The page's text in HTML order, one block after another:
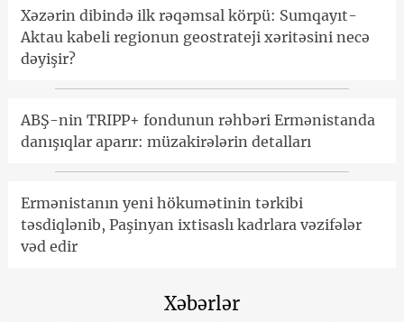
Xəzərin dibində ilk rəqəmsal körpü: Sumqayıt-
Aktau kabeli regionun geostrateji xəritəsini necə
dəyişir?
ABŞ-nin TRIPP+ fondunun rəhbəri Ermənistanda
danışıqlar aparır: müzakirələrin detalları
Ermənistanın yeni hökumətinin tərkibi
təsdiqlənib, Paşinyan ixtisaslı kadrlara vəzifələr
vəd edir
Xəbərlər